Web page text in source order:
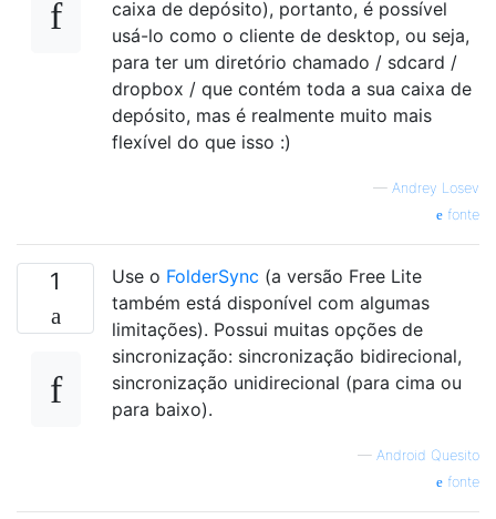
caixa de depósito), portanto, é possível
usá-lo como o cliente de desktop, ou seja,
para ter um diretório chamado / sdcard /
dropbox / que contém toda a sua caixa de
depósito, mas é realmente muito mais
flexível do que isso :)
— Andrey Losev
fonte
1 Use o FolderSync (a versão Free Lite
também está disponível com algumas
limitações). Possui muitas opções de
sincronização: sincronização bidirecional,
sincronização unidirecional (para cima ou
para baixo).
— Android Quesito
fonte